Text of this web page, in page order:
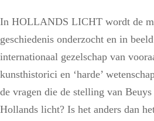
In HOLLANDS LICHT wordt de
geschiedenis onderzocht en in
internationaal gezelschap van
kunsthistorici en ‘harde’
de vragen die de stelling van
Hollands licht? Is het anders dan